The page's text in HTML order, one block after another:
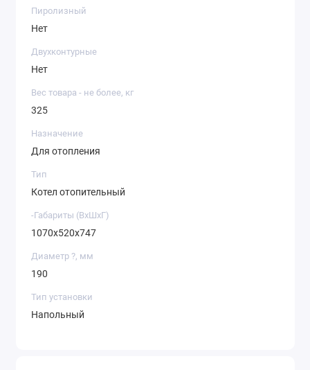
Пиролизный
Нет
Двухконтурные
Нет
Вес товара - не более, кг
325
Назначение
Для отопления
Тип
Котел отопительный
-Габариты (ВхШхГ)
1070х520х747
Диаметр ?, мм
190
Тип установки
Напольный